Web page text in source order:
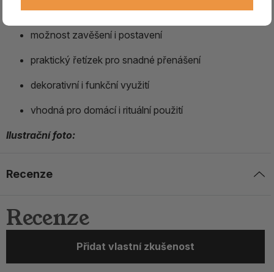
ruční výroba – každý kus je originál
možnost zavěšení i postavení
praktický řetízek pro snadné přenášení
dekorativní i funkční využití
vhodná pro domácí i rituální použití
Ilustrační foto:
Recenze
Recenze
Přidat vlastní zkušenost